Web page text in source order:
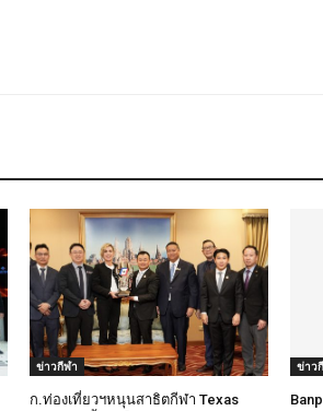
ข่าวกีฬา
ก.ท่องเที่ยวฯหนุนสาธิตกีฬา Texas
ข่าว